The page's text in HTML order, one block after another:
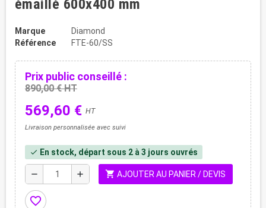
émaillé 600x400 mm
Marque
Diamond
Référence
FTE-60/SS
Prix public conseillé :
890,00 € HT
569,60 € HT
Livraison personnalisée avec suivi
check En stock, départ sous 2 à 3 jours ouvrés
remove add shopping_cart AJOUTER AU PANIER / DEVIS
favorite_border